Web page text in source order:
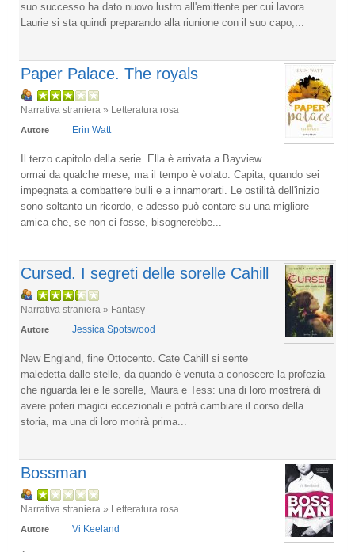
suo successo ha dato nuovo lustro all'emittente per cui lavora.
Laurie si sta quindi preparando alla riunione con il suo capo,...
Paper Palace. The royals
Narrativa straniera » Letteratura rosa
Autore Erin Watt
Il terzo capitolo della serie. Ella è arrivata a Bayview
ormai da qualche mese, ma il tempo è volato. Capita, quando sei
impegnata a combattere bulli e a innamorarti. Le ostilità dell'inizio
sono soltanto un ricordo, e adesso può contare su una migliore
amica che, se non ci fosse, bisognerebbe...
Cursed. I segreti delle sorelle Cahill
Narrativa straniera » Fantasy
Autore Jessica Spotswood
New England, fine Ottocento. Cate Cahill si sente
maledetta dalle stelle, da quando è venuta a conoscere la profezia
che riguarda lei e le sorelle, Maura e Tess: una di loro mostrerà di
avere poteri magici eccezionali e potrà cambiare il corso della
storia, ma una di loro morirà prima...
Bossman
Narrativa straniera » Letteratura rosa
Autore Vi Keeland